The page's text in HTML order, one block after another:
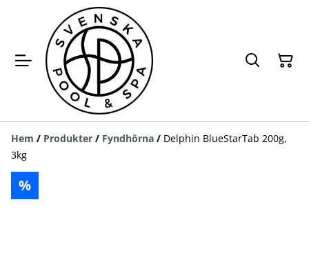
Hem / Produkter / Fyndhörna / Delphin BlueStarTab 200g,
3kg
%